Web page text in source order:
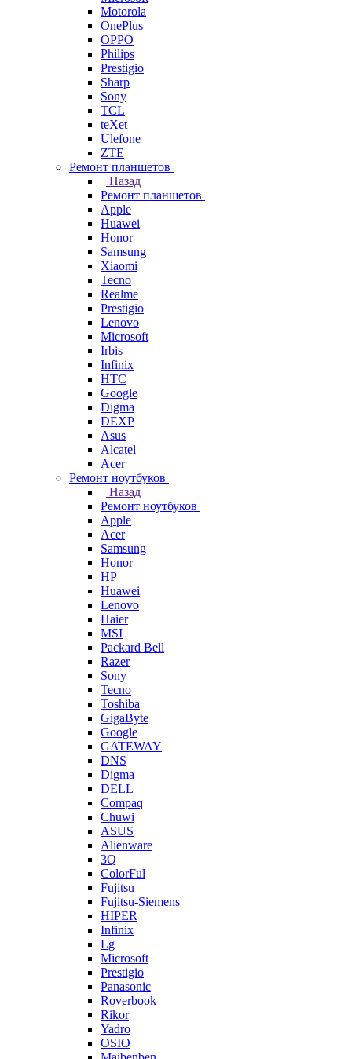
Motorola
OnePlus
OPPO
Philips
Prestigio
Sharp
Sony
TCL
teXet
Ulefone
ZTE
Ремонт планшетов
Назад
Ремонт планшетов
Apple
Huawei
Honor
Samsung
Xiaomi
Tecno
Realme
Prestigio
Lenovo
Microsoft
Irbis
Infinix
HTC
Google
Digma
DEXP
Asus
Alcatel
Acer
Ремонт ноутбуков
Назад
Ремонт ноутбуков
Apple
Acer
Samsung
Honor
HP
Huawei
Lenovo
Haier
MSI
Packard Bell
Razer
Sony
Tecno
Toshiba
GigaByte
Google
GATEWAY
DNS
Digma
DELL
Compaq
Chuwi
ASUS
Alienware
3Q
ColorFul
Fujitsu
Fujitsu-Siemens
HIPER
Infinix
Lg
Microsoft
Prestigio
Panasonic
Roverbook
Rikor
Yadro
OSIO